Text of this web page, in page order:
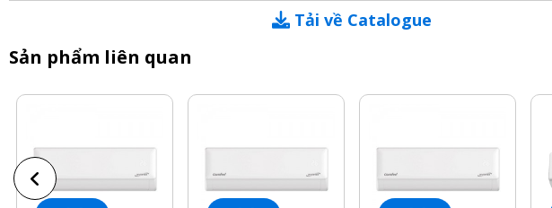
Tải về Catalogue
Sản phẩm liên quan